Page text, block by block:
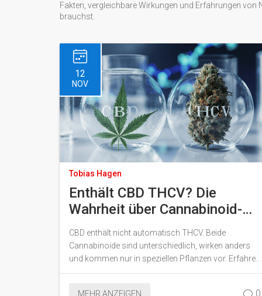
Fakten, vergleichbare Wirkungen und Erfahrungen
brauchst.
12
NOV
Tobias Hagen
Enthält CBD THCV? Die
Wahrheit über Cannabinoid-
Mischungen
CBD enthält nicht automatisch THCV. Beide
Cannabinoide sind unterschiedlich, wirken anders
und kommen nur in speziellen Pflanzen vor. Erfahre,
wie du THCV erkennst, warum es in Deutschland
MEHR ANZEIGEN 0